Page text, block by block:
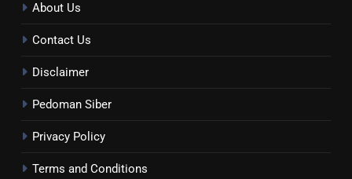
About Us
Contact Us
Disclaimer
Pedoman Siber
Privacy Policy
Terms and Conditions